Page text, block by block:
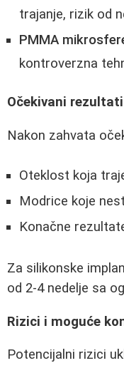
trajanje, rizik od
PMMA
kontroverzna
Očekivani
Nakon zahvata
Oteklost koja
Modrice koje
Konačne
Za silikonske
od 2-4 nedelje sa
Rizici i moguće
Potencijalni rizici